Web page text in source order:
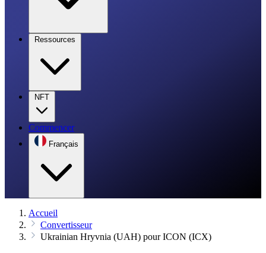
Ressources
NFT
Commencer
Français
Accueil
Convertisseur
Ukrainian Hryvnia (UAH) pour ICON (ICX)